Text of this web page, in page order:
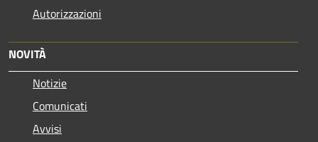
Autorizzazioni
NOVITÀ
Notizie
Comunicati
Avvisi